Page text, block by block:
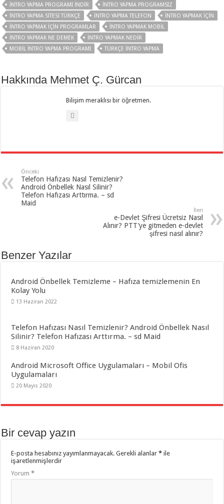
INTRO YAPMA PROGRAMI INDIR
INTRO YAPMA PROGRAMSIZ
INTRO YAPMA SITESI TÜRKÇE
INTRO YAPMA TELEFON
INTRO YAPMAK IÇIN
INTRO YAPMAK IÇIN PROGRAMLAR
INTRO YAPMAK MOBIL
INTRO YAPMAK NE DEMEK
INTRO YAPMAK NEDIR
MOBIL INTRO YAPMA PROGRAMI
TÜRKÇE INTRO YAPMA
Hakkında Mehmet Ç. Gürcan
Bilişim meraklısı bir öğretmen.
Önceki
Telefon Hafızası Nasıl Temizlenir?
Android Önbellek Nasıl Silinir?
Telefon Hafızası Arttırma. – sd
Maid
İleri
e-Devlet Şifresi Ücretsiz Nasıl
Alınır? PTT’ye gitmeden e-devlet
şifresi nasıl alınır?
Benzer Yazılar
Android Önbellek Temizleme – Hafıza temizlemenin En
Kolay Yolu
13 Haziran 2022
Telefon Hafızası Nasıl Temizlenir? Android Önbellek Nasıl
Silinir? Telefon Hafızası Arttırma. – sd Maid
8 Haziran 2020
Android Microsoft Office Uygulamaları – Mobil Ofis
Uygulamaları
20 Mayıs 2020
Bir cevap yazın
E-posta hesabınız yayımlanmayacak. Gerekli alanlar* ile
işaretlenmişlerdir
Yorum*